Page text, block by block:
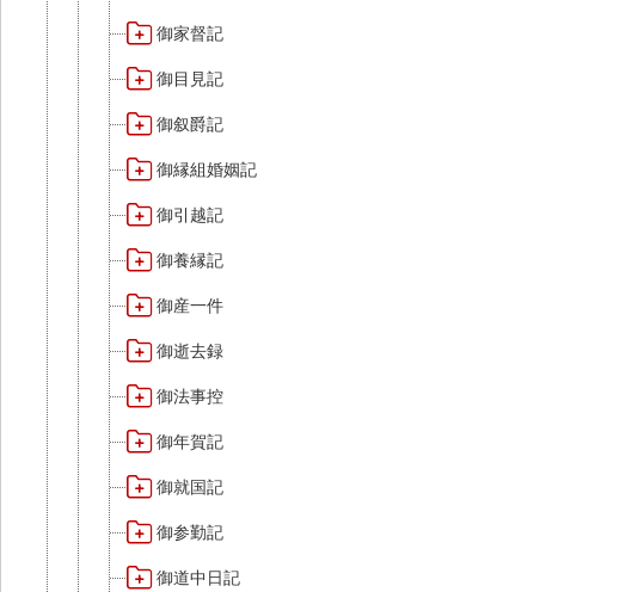
御家督記
御目見記
御叙爵記
御縁組婚姻記
御引越記
御養縁記
御産一件
御逝去録
御法事控
御年賀記
御就国記
御参勤記
御道中日記